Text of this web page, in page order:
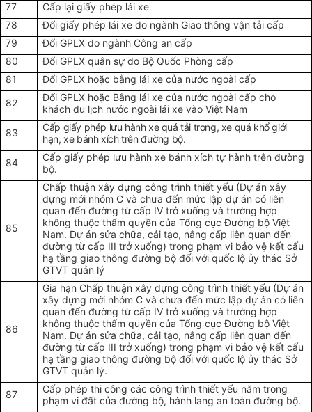
77
Cấp lại giấy phép lái xe
78
Đổi giấy phép lái xe do ngành Giao thông vận tải cấp
79
Đổi GPLX do ngành Công an cấp
80
Đổi GPLX quân sự do Bộ Quốc Phòng cấp
81
Đổi GPLX hoặc bằng lái xe của nước ngoài cấp
82
Đổi GPLX hoặc Bằng lái xe của nước ngoài cấp cho
khách du lịch nước ngoài lái xe vào Việt Nam
83
Cấp giấy phép lưu hành xe quá tải trọng, xe quá khổ giới
hạn, xe bánh xích trên đường bộ.
84
Cấp giấy phép lưu hành xe bánh xích tự hành trên đường
bộ.
85
Chấp thuận xây dựng công trình thiết yếu (Dự án xây
dựng mới nhóm C và chưa đến mức lập dự án có liên
quan đến đường từ cấp IV trở xuống và trường hợp
không thuộc thẩm quyền của Tổng cục Đường bộ Việt
Nam. Dự án sửa chữa, cải tạo, nâng cấp liên quan đến
đường từ cấp III trở xuống) trong phạm vi bảo vệ kết cấu
hạ tầng giao thông đường bộ đối với quốc lộ ủy thác Sở
GTVT quản lý
86
Gia hạn Chấp thuận xây dựng công trình thiết yếu (Dự án
xây dựng mới nhóm C và chưa đến mức lập dự án có liên
quan đến đường từ cấp IV trở xuống và trường hợp
không thuộc thẩm quyền của Tổng cục Đường bộ Việt
Nam. Dự án sửa chữa, cải tạo, nâng cấp liên quan đến
đường từ cấp III trở xuống) trong phạm vi bảo vệ kết cấu
hạ tầng giao thông đường bộ đối với quốc lộ ủy thác Sở
GTVT quản lý.
87
Cấp phép thi công các công trình thiết yếu năm trong
phạm vi đất của đường bộ, hành lang an toàn đường bộ.